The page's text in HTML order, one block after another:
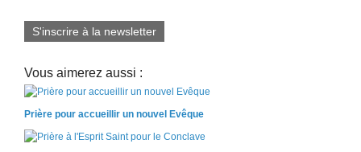
S'inscrire à la newsletter
Vous aimerez aussi :
Prière pour accueillir un nouvel Evêque